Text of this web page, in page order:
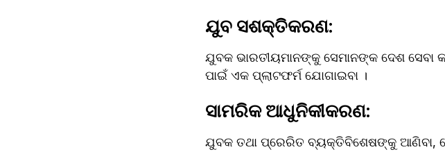
ଯୁବ ସଶକ୍ତିକରଣ:
ଯୁବକ ଭାରତୀୟମାନଙ୍କୁ ସେମାନଙ୍କ ଦେଶ ସେବା
ପାଇଁ ଏକ ପ୍ଲାଟଫର୍ମ ଯୋଗାଇବା ।
ସାମରିକ ଆଧୁନିକୀକରଣ:
ଯୁବକ ତଥା ପ୍ରେରିତ ବ୍ୟକ୍ତିବିଶେଷଙ୍କୁ ଆଣିବା,